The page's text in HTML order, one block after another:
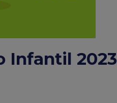
Infantil 2023